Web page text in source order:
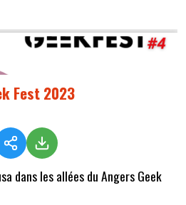
Fest 2023
dans les allées du Angers Geek